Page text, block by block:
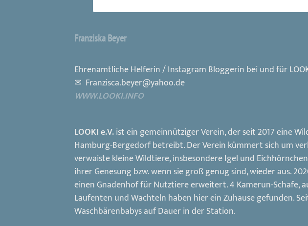
Franziska Beyer
Ehrenamtliche Helferin / Instagram Bloggerin bei und für
✉ Franzisca.beyer@yahoo.de
WWW.LOOKI.INFO
LOOKI e.V.ist ein gemeinnütziger Verein, der seit 2017 eine
Hamburg-Bergedorf betreibt. Der Verein kümmert sich um
verwaiste kleine Wildtiere, insbesondere Igel und
ihrer Genesung bzw. wenn sie groß genug sind, wieder aus.
einen Gnadenhof für Nutztiere erweitert. 4 Kamerun-Schafe,
Laufenten und Wachteln haben hier ein Zuhause gefunden.
Waschbärenbabys auf Dauer in der Station.